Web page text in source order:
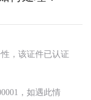
，该证件已认证
，如遇此情